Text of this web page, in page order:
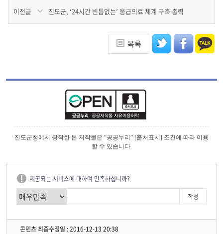
이전글 진도군, ‘24시간 빈틈없는’ 응급의료 체계 구축 총력
목록
진도군청에서 창작한 본 저작물은 “공공누리” [출처표시] 조건에 따라 이용
할 수 있습니다.
제공되는 서비스에 대하여 만족하십니까?
콘텐츠 최종수정일 : 2016-12-13 20:38